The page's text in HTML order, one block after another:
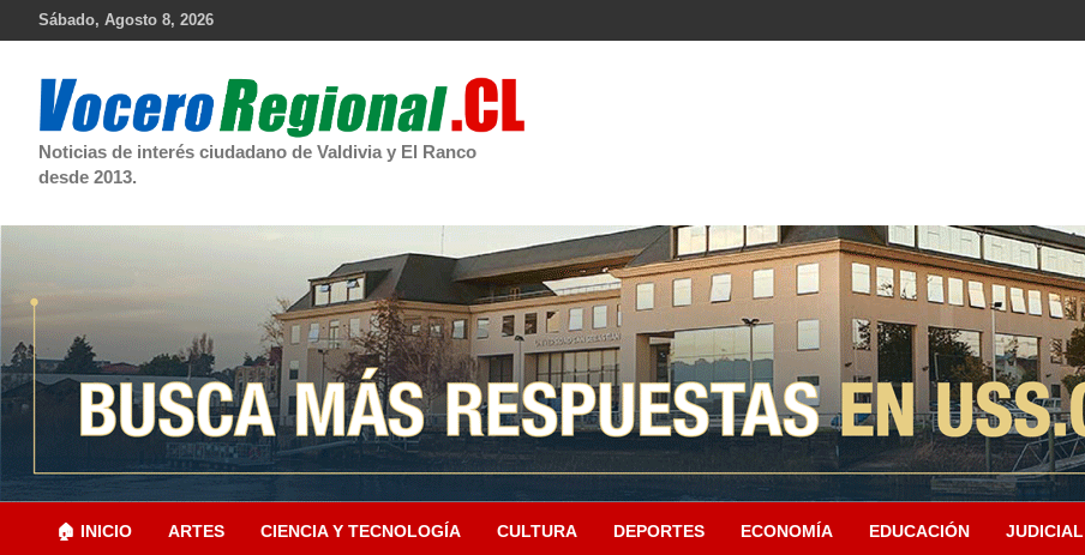
Sábado, Agosto 8, 2026
Noticias de interés ciudadano de Valdivia y El Ranco
desde 2013.
🏠 INICIO ARTES CIENCIA Y TECNOLOGÍA CULTURA DEPORTES ECONOMÍA EDUCACIÓN JUDICIAL